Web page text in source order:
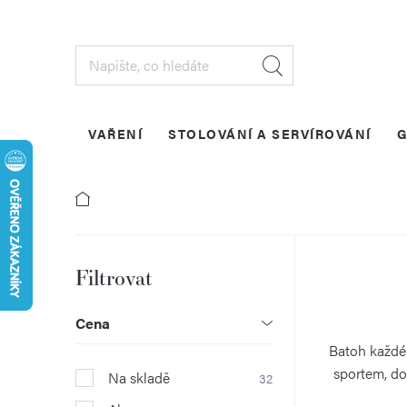
VAŘENÍ STOLOVÁNÍ A SERVÍROVÁNÍ
P
o
s
t
Cena
Na skladě 32
Batoh
sportem,